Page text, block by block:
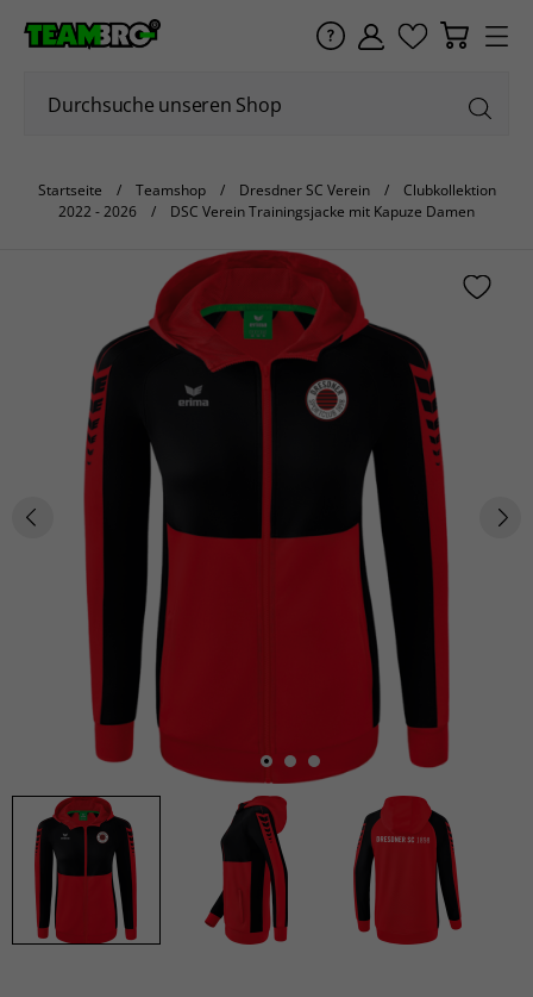
Startseite Teamshop Dresdner SC Verein
Clubkollektion
2022 - 2026
DSC Verein Trainingsjacke mit Kapuze Damen